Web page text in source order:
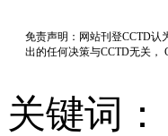
免责声明：网站刊登CCTD认
出的任何决策与CCTD无关，
关键词：